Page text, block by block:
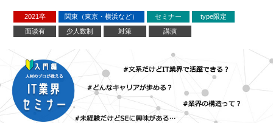
2021卒 関東（東京・横浜など） セミナー
type限定
面談有
少人数制 対策 講演